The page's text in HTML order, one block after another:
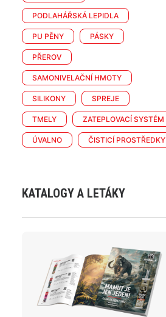
PODLAHÁŘSKÁ LEPIDLA
PU PĚNY PÁSKY
PŘEROV
SAMONIVELAČNÍ HMOTY
SILIKONY SPREJE
TMELY ZATEPLOVACÍ SYSTÉM
ÚVALNO ČISTICÍ PROSTŘEDKY
KATALOGY A LETÁKY